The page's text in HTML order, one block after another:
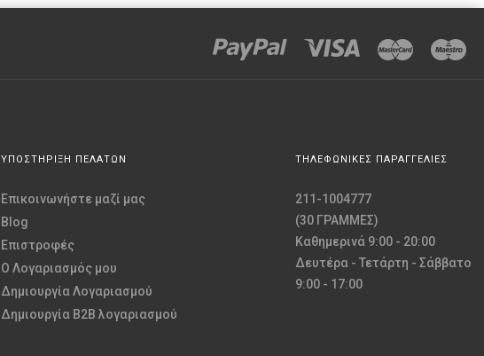
ΥΠΟΣΤΗΡΙΞΗ ΠΕΛΑΤΩΝ
Επικοινωνήστε μαζί μας
Blog
Επιστροφές
O Λογαριασμός μου
Δημιουργία Λογαριασμού
Δημιουργία B2B λογαριασμού
ΤΗΛΕΦΩΝΙΚΕΣ ΠΑΡΑΓΓΕΛΙΕΣ
211-1004777
(30 ΓΡΑΜΜΕΣ)
Καθημερινά 9:00 - 20:00
Δευτέρα - Τετάρτη - Σάββατο
9:00 - 17:00